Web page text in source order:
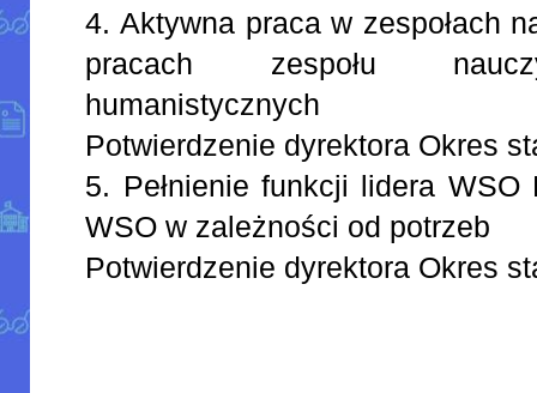
4. Aktywna praca w zespołach
pracach zespołu
humanistycznych
Potwierdzenie dyrektora Okres
5. Pełnienie funkcji lidera WSO
WSO w zależności od potrzeb
Potwierdzenie dyrektora Okres